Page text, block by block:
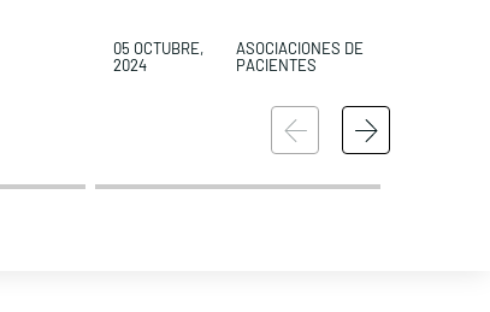
05 OCTUBRE,
2024
ASOCIACIONES DE
PACIENTES